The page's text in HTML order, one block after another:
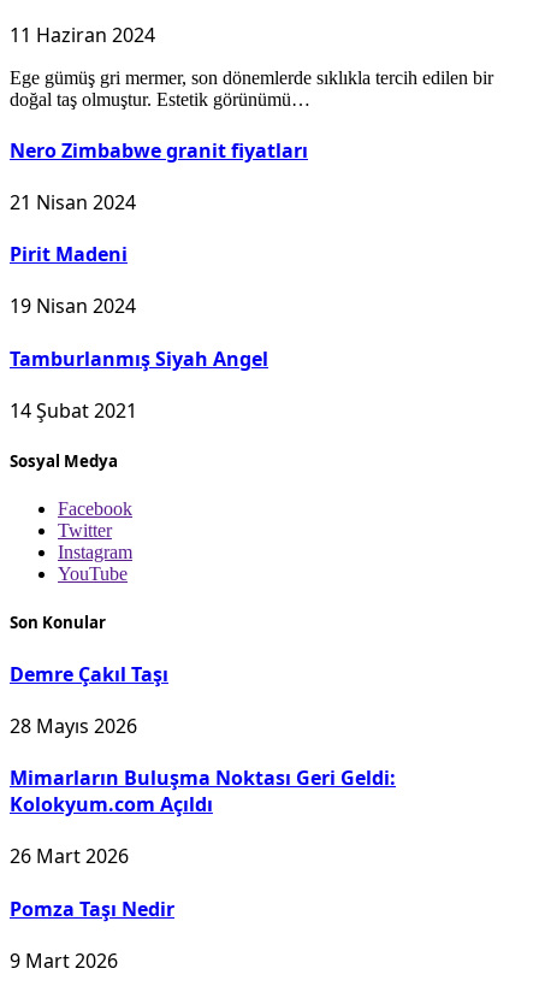
11 Haziran 2024
Ege gümüş gri mermer, son dönemlerde sıklıkla tercih edilen bir
doğal taş olmuştur. Estetik görünümü…
Nero Zimbabwe granit fiyatları
21 Nisan 2024
Pirit Madeni
19 Nisan 2024
Tamburlanmış Siyah Angel
14 Şubat 2021
Sosyal Medya
Facebook
Twitter
Instagram
YouTube
Son Konular
Demre Çakıl Taşı
28 Mayıs 2026
Mimarların Buluşma Noktası Geri Geldi:
Kolokyum.com Açıldı
26 Mart 2026
Pomza Taşı Nedir
9 Mart 2026